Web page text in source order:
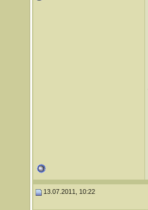
13.07.2011, 10:22